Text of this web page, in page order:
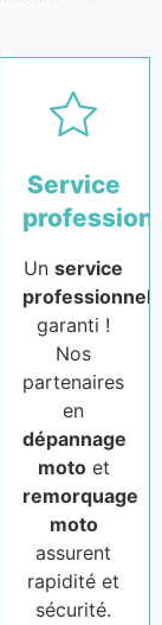
Service
Unservice
professionnel
garanti !
Nos
partenaires
en
dépannage
motoet
remorquage
moto
assurent
rapidité et
sécurité.